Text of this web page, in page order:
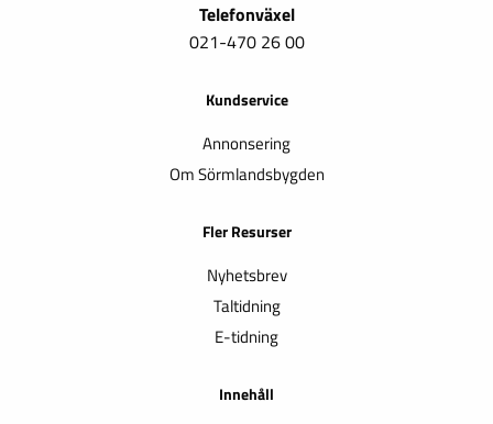
Telefonväxel
021-470 26 00
Kundservice
Annonsering
Om Sörmlandsbygden
Fler Resurser
Nyhetsbrev
Taltidning
E-tidning
Innehåll